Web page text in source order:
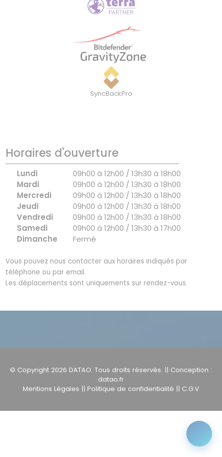
SyncBackPro
Horaires d'ouverture
Lundi
09h00 à 12h00 / 13h30 à 18h00
Mardi
09h00 à 12h00 / 13h30 à 18h00
Mercredi
09h00 à 12h00 / 13h30 à 18h00
Jeudi
09h00 à 12h00 / 13h30 à 18h00
Vendredi
09h00 à 12h00 / 13h30 à 18h00
Samedi
09h00 à 12h00 / 13h30 à 17h00
Dimanche
Fermé
Vous pouvez nous contacter aux horaires indiqués par
téléphone ou par email.
Les déplacements sont uniquements sur rendez-vous.
© Copyright 2026 DATAO. Tous droits réservés. || Conception :
datao.fr
Mentions Légales || Politique de confidentialité || C.G.V